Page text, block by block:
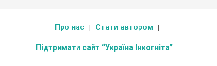
Про нас Стати автором
Підтримати сайт “Україна Інкогніта”